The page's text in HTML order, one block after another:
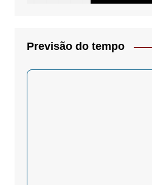
Previsão do tempo